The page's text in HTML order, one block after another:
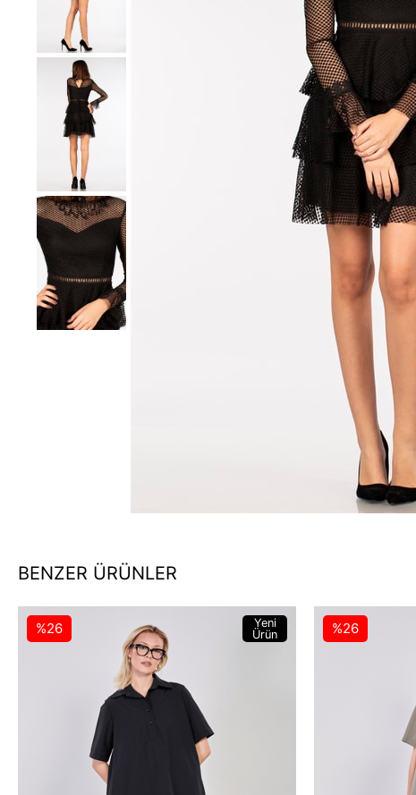
BENZER ÜRÜNLER
%26
Yeni
Ürün
%26